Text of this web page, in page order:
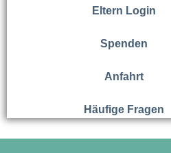
Eltern Login
Spenden
Anfahrt
Häufige Fragen